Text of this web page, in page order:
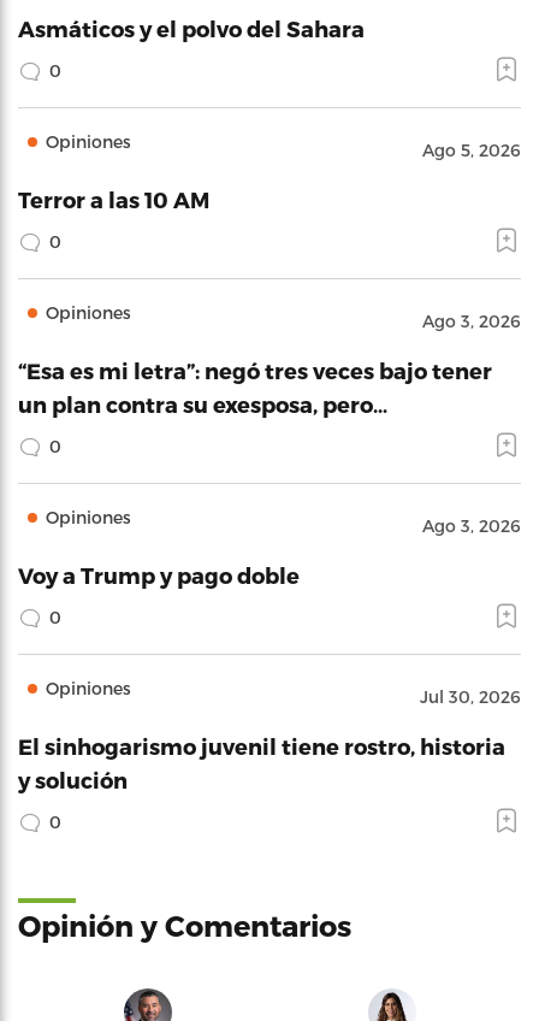
Asmáticos y el polvo del Sahara
0
Opiniones Ago 5, 2026
Terror a las 10 AM
0
Opiniones Ago 3, 2026
“Esa es mi letra”: negó tres veces bajo tener
un plan contra su exesposa, pero…
0
Opiniones Ago 3, 2026
Voy a Trump y pago doble
0
Opiniones Jul 30, 2026
El sinhogarismo juvenil tiene rostro, historia
y solución
0
Opinión y Comentarios